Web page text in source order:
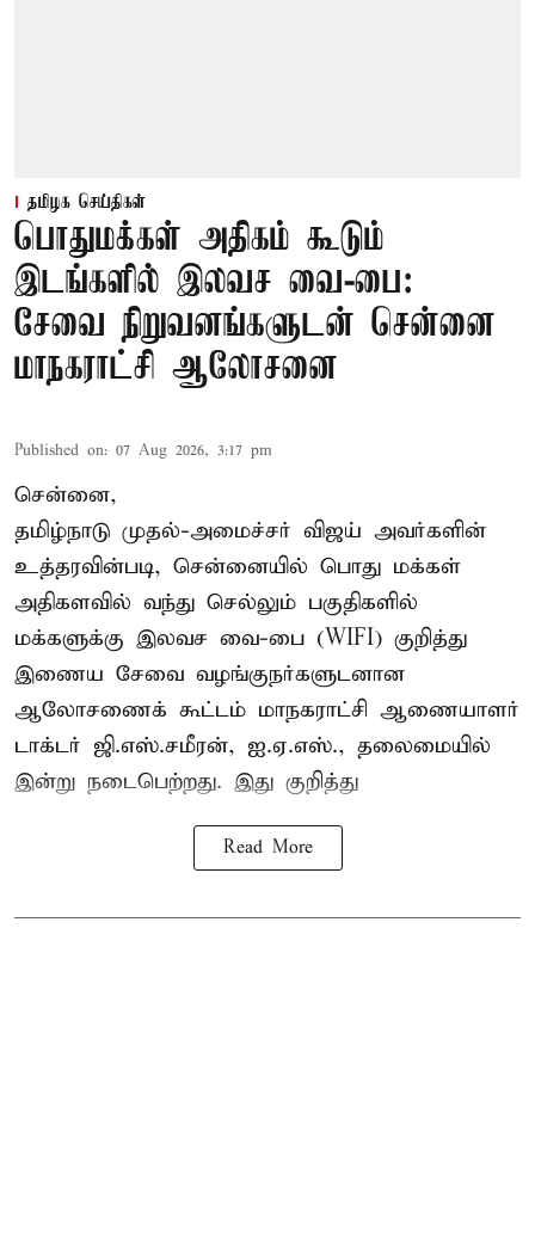
தமிழக செய்திகள்
பொதுமக்கள் அதிகம் கூடும்
இடங்களில் இலவச வை-பை:
சேவை நிறுவனங்களுடன் சென்னை
மாநகராட்சி ஆலோசனை
Published on: 07 Aug 2026, 3:17 pm
சென்னை,
தமிழ்நாடு முதல்-அமைச்சர் விஜய் அவர்களின்
உத்தரவின்படி, சென்னையில் பொது மக்கள்
அதிகளவில் வந்து செல்லும் பகுதிகளில்
மக்களுக்கு இலவச வை-பை (WIFI) குறித்து
இணைய சேவை வழங்குநர்களுடனான
ஆலோசணைக் கூட்டம் மாநகராட்சி ஆணையாளர்
டாக்டர் ஜி.எஸ்.சமீரன், ஐ.ஏ.எஸ்., தலைமையில்
இன்று நடைபெற்றது. இது குறித்து
Read More